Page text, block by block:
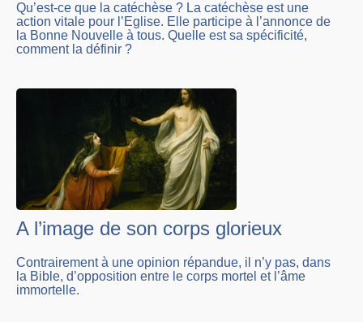
Qu’est-ce que la catéchèse ? La catéchèse est une
action vitale pour l’Eglise. Elle participe à l’annonce de
la Bonne Nouvelle à tous. Quelle est sa spécificité,
comment la définir ?
A l’image de son corps glorieux
Contrairement à une opinion répandue, il n’y pas, dans
la Bible, d’opposition entre le corps mortel et l’âme
immortelle.